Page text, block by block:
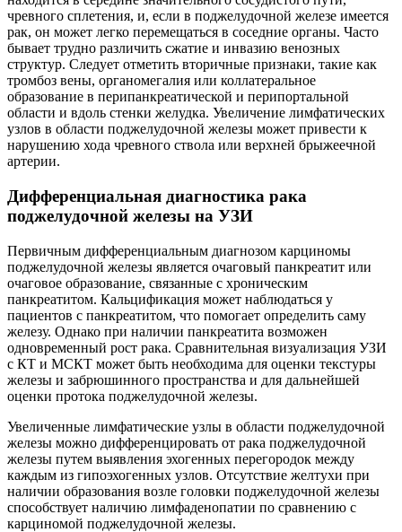
чревного сплетения, и, если в поджелудочной железе имеется
рак, он может легко перемещаться в соседние органы. Часто
бывает трудно различить сжатие и инвазию венозных
структур. Следует отметить вторичные признаки, такие как
тромбоз вены, органомегалия или коллатеральное
образование в перипанкреатической и перипортальной
области и вдоль стенки желудка. Увеличение лимфатических
узлов в области поджелудочной железы может привести к
нарушению хода чревного ствола или верхней брыжеечной
артерии.
Дифференциальная диагностика рака
поджелудочной железы на УЗИ
Первичным дифференциальным диагнозом карциномы
поджелудочной железы является очаговый панкреатит или
очаговое образование, связанные с хроническим
панкреатитом. Кальцификация может наблюдаться у
пациентов с панкреатитом, что помогает определить саму
железу. Однако при наличии панкреатита возможен
одновременный рост рака. Сравнительная визуализация УЗИ
с КТ и МСКТ может быть необходима для оценки текстуры
железы и забрюшинного пространства и для дальнейшей
оценки протока поджелудочной железы.
Увеличенные лимфатические узлы в области поджелудочной
железы можно дифференцировать от рака поджелудочной
железы путем выявления эхогенных перегородок между
каждым из гипоэхогенных узлов. Отсутствие желтухи при
наличии образования возле головки поджелудочной железы
способствует наличию лимфаденопатии по сравнению с
карциномой поджелудочной железы.